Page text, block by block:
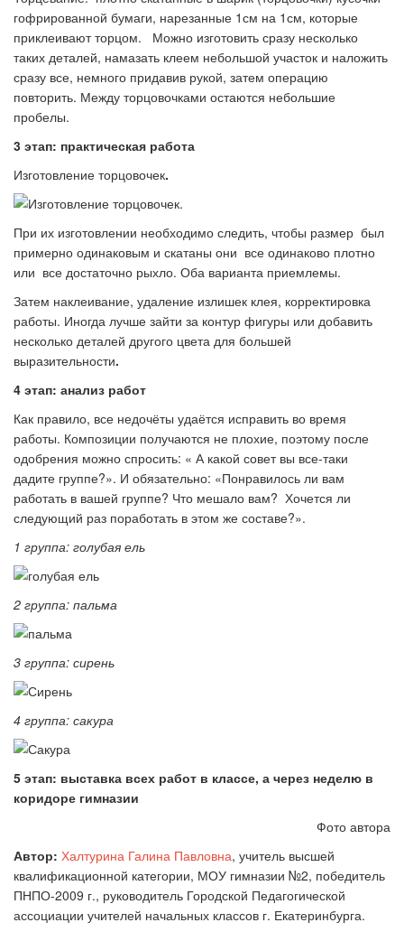
гофрированной бумаги, нарезанные 1см на 1см, которые
приклеивают торцом. Можно изготовить сразу несколько
таких деталей, намазать клеем небольшой участок и наложить
сразу все, немного придавив рукой, затем операцию
повторить. Между торцовочками остаются небольшие
пробелы.
3 этап: практическая работа
Изготовление торцовочек.
При их изготовлении необходимо следить, чтобы размер был
примерно одинаковым и скатаны они все одинаково плотно
или все достаточно рыхло. Оба варианта приемлемы.
Затем наклеивание, удаление излишек клея, корректировка
работы. Иногда лучше зайти за контур фигуры или добавить
несколько деталей другого цвета для большей
выразительности.
4 этап: анализ работ
Как правило, все недочёты удаётся исправить во время
работы. Композиции получаются не плохие, поэтому после
одобрения можно спросить: « А какой совет вы все-таки
дадите группе?». И обязательно: «Понравилось ли вам
работать в вашей группе? Что мешало вам? Хочется ли
следующий раз поработать в этом же составе?».
1 группа: голубая ель
2 группа: пальма
3 группа: сирень
4 группа: сакура
5 этап: выставка всех работ в классе, а через неделю в
коридоре гимназии
Фото автора
Автор: Халтурина Галина Павловна, учитель высшей
квалификационной категории, МОУ гимназии №2, победитель
ПНПО-2009 г., руководитель Городской Педагогической
ассоциации учителей начальных классов г. Екатеринбурга.